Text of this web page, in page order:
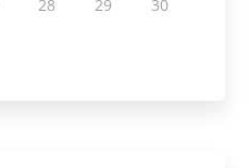
28 29
30